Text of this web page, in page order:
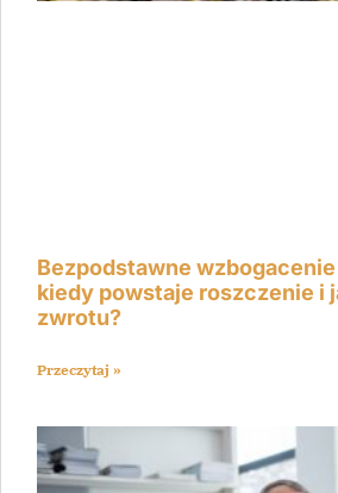
Bezpodstawne
kiedy powstaje roszczenie i
zwrotu?
Przeczytaj »